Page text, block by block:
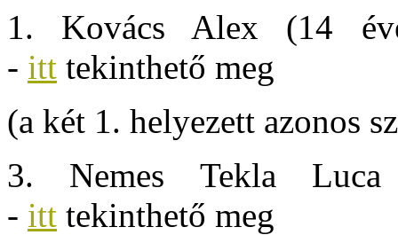
1. Kovács Alex (14
- itt tekinthető meg
(a két 1. helyezett azonos
3. Nemes Tekla
- itt tekinthető meg